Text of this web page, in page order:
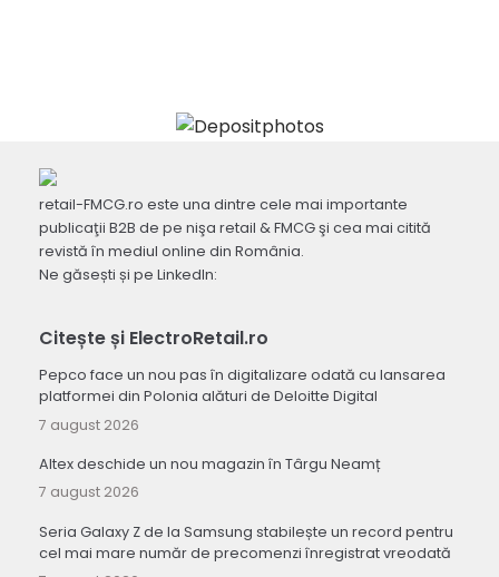
retail-FMCG.ro este una dintre cele mai importante
publicaţii B2B de pe nişa retail & FMCG şi cea mai citită
revistă în mediul online din România.
Ne găsești și pe LinkedIn:
Citește și ElectroRetail.ro
Pepco face un nou pas în digitalizare odată cu lansarea
platformei din Polonia alături de Deloitte Digital
7 august 2026
Altex deschide un nou magazin în Târgu Neamț
7 august 2026
Seria Galaxy Z de la Samsung stabilește un record pentru
cel mai mare număr de precomenzi înregistrat vreodată